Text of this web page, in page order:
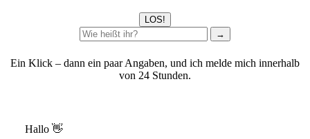
LOS!
→
Ein Klick – dann ein paar Angaben, und ich melde mich innerhalb
von 24 Stunden.
Hallo 👋